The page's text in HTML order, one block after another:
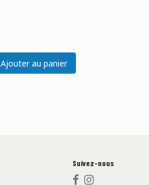
Ajouter au panier
Suivez-nous